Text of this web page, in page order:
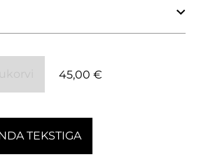
45,00 €
TEKSTIGA